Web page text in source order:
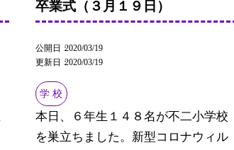
卒業式（３月１９日）
公開日
2020/03/19
更新日
2020/03/19
学 校
本日、６年生１４８名が不二小学校
を巣立ちました。新型コロナウィル